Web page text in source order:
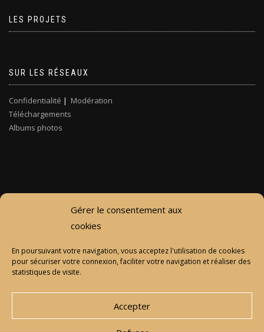
Gérer le consentement aux
cookies
En poursuivant votre navigation, vous acceptez l'utilisation de cookies
pour sécuriser votre connexion, faciliter votre navigation et réaliser des
statistiques de visite.
Accepter
LES PROJETS
SUR LES RÉSEAUX
Confidentialité | Modération
Téléchargements
Albums photos